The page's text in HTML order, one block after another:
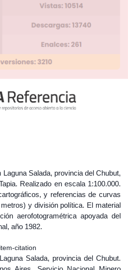
Salada, provincia del Chubut,
Realizado en escala 1:100.000.
y referencias de curvas
y división política. El material
aerofotogramétrica apoyada del
año 1982.
citation
Salada, provincia del Chubut.